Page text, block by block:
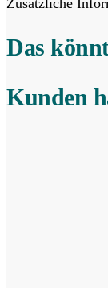
Zusätzliche
Das
Kunden